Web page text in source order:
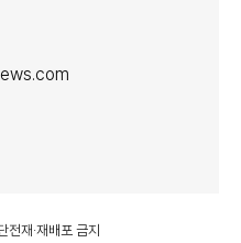
재·재배포 금지